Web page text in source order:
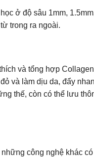
ở độ sâu 1mm,
trong ra ngoài.
và tổng hợp
và làm dịu da, đẩy
thế, còn có thể lưu
công nghệ khác